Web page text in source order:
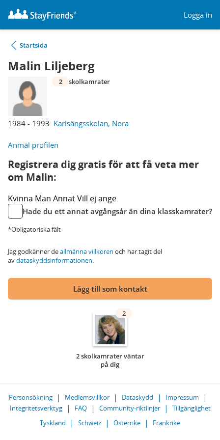
Logga in
Startsida
Malin Liljeberg
1984 - 1993: Karlsängsskolan, Nora
2 skolkamrater
Anmäl profilen
Registrera dig gratis för att få veta mer
om Malin:
Kvinna Man AnnatVill ej ange
Hade du ett annat avgångsår än dina klasskamrater?
*Obligatoriska fält
Jag godkänner deallmänna villkoren och har tagit del
avdataskyddsinformationen.
Lägg till som kontakt
2
2 skolkamrater väntar
på dig
Personsökning Medlemsvillkor Dataskydd
Impressum
Integritetsverktyg
FAQ Community-riktlinjer
Tillgänglighet
Tyskland
Schweiz Österrike Frankrike